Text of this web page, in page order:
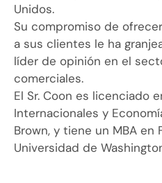
Unidos.
Su compromiso de
a sus clientes le ha
líder de opinión en el
comerciales.
El Sr. Coon es licenciado
Internacionales y
Brown, y tiene un MBA en
Universidad de